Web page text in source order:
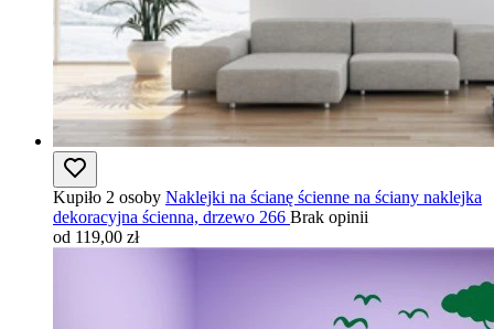
Kupiło 2 osoby Naklejki na ścianę ścienne na ściany naklejka
dekoracyjna ścienna, drzewo 266 Brak opinii
od 119,00 zł